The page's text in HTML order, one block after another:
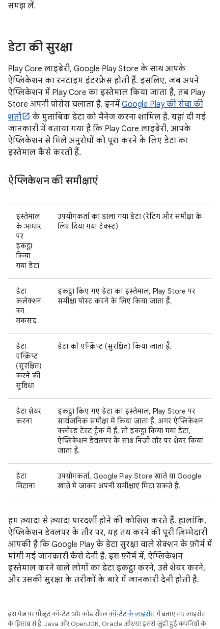
समझ लें.
डेटा की सुरक्षा
Play Core लाइब्रेरी, Google Play Store के साथ आपके
ऐप्लिकेशन का रनटाइम इंटरफ़ेस होती हैं. इसलिए, जब अपने
ऐप्लिकेशन में Play Core का इस्तेमाल किया जाता है, तब Play
Store अपनी प्रोसेस चलाता है. इनमें Google Play की सेवा की
शर्तों
के मुताबिक डेटा को मैनेज करना शामिल है. यहां दी गई
जानकारी में बताया गया है कि Play Core लाइब्रेरी, आपके
ऐप्लिकेशन से मिले अनुरोधों को पूरा करने के लिए डेटा का
इस्तेमाल कैसे करती हैं.
ऐप्लिकेशन की समीक्षाएं
इस्तेमाल
के आधार
पर
इकट्ठा
किया
गया डेटा
उपयोगकर्ता का डाला गया डेटा (रेटिंग और समीक्षा के
लिए दिया गया टेक्स्ट)
डेटा
कलेक्शन
का
मकसद
इकट्ठा किए गए डेटा का इस्तेमाल, Play Store पर
समीक्षा पोस्ट करने के लिए किया जाता है.
डेटा
एन्क्रिप्ट
(सुरक्षित)
करने की
सुविधा
डेटा को एन्क्रिप्ट (सुरक्षित) किया जाता है.
डेटा शेयर
करना
इकट्ठा किए गए डेटा का इस्तेमाल, Play Store पर
सार्वजनिक समीक्षा में किया जाता है. अगर ऐप्लिकेशन
क्लोस्ड टेस्ट ट्रैक में है, तो इकट्ठा किया गया डेटा,
ऐप्लिकेशन डेवलपर के साथ निजी तौर पर शेयर किया
जाता है.
डेटा
मिटाना
उपयोगकर्ता, Google Play Store खाते या Google
खाते में जाकर अपनी समीक्षाएं मिटा सकते हैं.
हम ज़्यादा से ज़्यादा पारदर्शी होने की कोशिश करते हैं. हालांकि,
ऐप्लिकेशन डेवलपर के तौर पर, यह तय करने की पूरी ज़िम्मेदारी
आपकी है कि Google Play के डेटा सुरक्षा वाले सेक्शन के फ़ॉर्म में
मांगी गई जानकारी कैसे देनी है. इस फ़ॉर्म में, ऐप्लिकेशन
इस्तेमाल करने वाले लोगों का डेटा इकट्ठा करने, उसे शेयर करने,
और उसकी सुरक्षा के तरीकों के बारे में जानकारी देनी होती है.
इस पेज पर मौजूद कॉन्टेंट और कोड सैंपलकॉन्टेंट के लाइसेंसमें बताए गए लाइसेंस
के हिसाब से हैं. Java और OpenJDK, Oracle और/या इससे जुड़ी हुई कंपनियों के